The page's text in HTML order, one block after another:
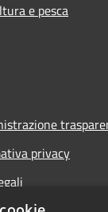
e pesca
privacy